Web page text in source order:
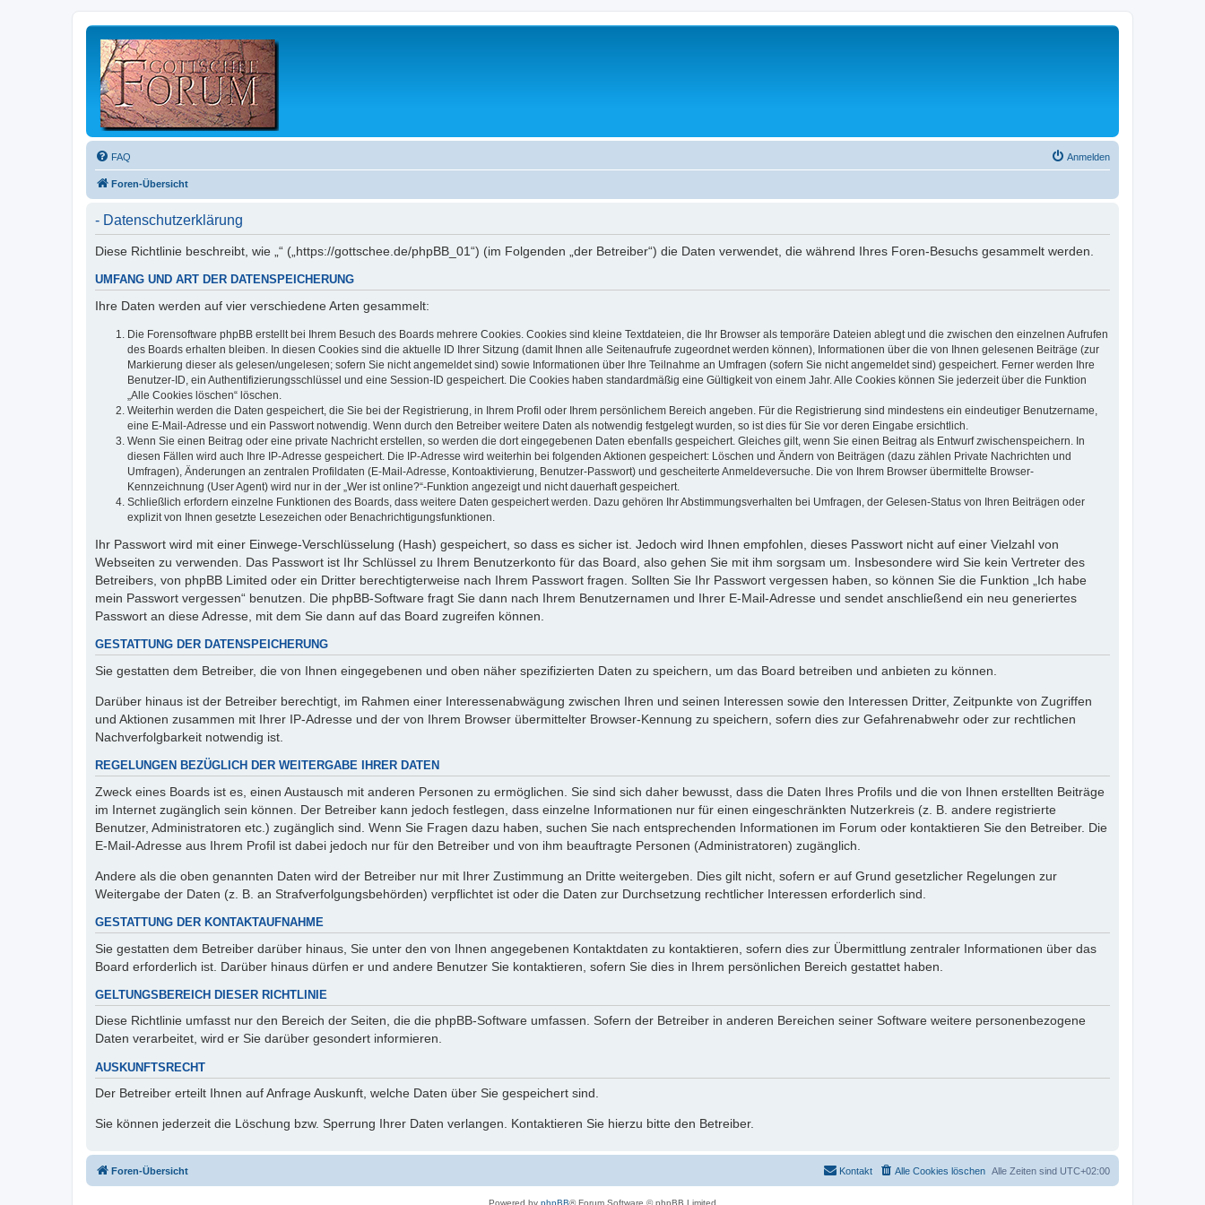
FAQ Anmelden
Foren-Übersicht
- Datenschutzerklärung
Diese Richtlinie beschreibt, wie „“ („https://gottschee.de/phpBB_01“) (im Folgenden „der Betreiber“) die Daten verwendet, die während Ihres Foren-Besuchs gesammelt werden.
UMFANG UND ART DER DATENSPEICHERUNG
Ihre Daten werden auf vier verschiedene Arten gesammelt:
Die Forensoftware phpBB erstellt bei Ihrem Besuch des Boards mehrere Cookies. Cookies sind kleine Textdateien, die Ihr Browser als temporäre Dateien ablegt und die zwischen den einzelnen Aufrufen
des Boards erhalten bleiben. In diesen Cookies sind die aktuelle ID Ihrer Sitzung (damit Ihnen alle Seitenaufrufe zugeordnet werden können), Informationen über die von Ihnen gelesenen Beiträge (zur
Markierung dieser als gelesen/ungelesen; sofern Sie nicht angemeldet sind) sowie Informationen über Ihre Teilnahme an Umfragen (sofern Sie nicht angemeldet sind) gespeichert. Ferner werden Ihre
Benutzer-ID, ein Authentifizierungsschlüssel und eine Session-ID gespeichert. Die Cookies haben standardmäßig eine Gültigkeit von einem Jahr. Alle Cookies können Sie jederzeit über die Funktion
„Alle Cookies löschen“ löschen.
Weiterhin werden die Daten gespeichert, die Sie bei der Registrierung, in Ihrem Profil oder Ihrem persönlichem Bereich angeben. Für die Registrierung sind mindestens ein eindeutiger Benutzername,
eine E-Mail-Adresse und ein Passwort notwendig. Wenn durch den Betreiber weitere Daten als notwendig festgelegt wurden, so ist dies für Sie vor deren Eingabe ersichtlich.
Wenn Sie einen Beitrag oder eine private Nachricht erstellen, so werden die dort eingegebenen Daten ebenfalls gespeichert. Gleiches gilt, wenn Sie einen Beitrag als Entwurf zwischenspeichern. In
diesen Fällen wird auch Ihre IP-Adresse gespeichert. Die IP-Adresse wird weiterhin bei folgenden Aktionen gespeichert: Löschen und Ändern von Beiträgen (dazu zählen Private Nachrichten und
Umfragen), Änderungen an zentralen Profildaten (E-Mail-Adresse, Kontoaktivierung, Benutzer-Passwort) und gescheiterte Anmeldeversuche. Die von Ihrem Browser übermittelte Browser-
Kennzeichnung (User Agent) wird nur in der „Wer ist online?“-Funktion angezeigt und nicht dauerhaft gespeichert.
Schließlich erfordern einzelne Funktionen des Boards, dass weitere Daten gespeichert werden. Dazu gehören Ihr Abstimmungsverhalten bei Umfragen, der Gelesen-Status von Ihren Beiträgen oder
explizit von Ihnen gesetzte Lesezeichen oder Benachrichtigungsfunktionen.
Ihr Passwort wird mit einer Einwege-Verschlüsselung (Hash) gespeichert, so dass es sicher ist. Jedoch wird Ihnen empfohlen, dieses Passwort nicht auf einer Vielzahl von
Webseiten zu verwenden. Das Passwort ist Ihr Schlüssel zu Ihrem Benutzerkonto für das Board, also gehen Sie mit ihm sorgsam um. Insbesondere wird Sie kein Vertreter des
Betreibers, von phpBB Limited oder ein Dritter berechtigterweise nach Ihrem Passwort fragen. Sollten Sie Ihr Passwort vergessen haben, so können Sie die Funktion „Ich habe
mein Passwort vergessen“ benutzen. Die phpBB-Software fragt Sie dann nach Ihrem Benutzernamen und Ihrer E-Mail-Adresse und sendet anschließend ein neu generiertes
Passwort an diese Adresse, mit dem Sie dann auf das Board zugreifen können.
GESTATTUNG DER DATENSPEICHERUNG
Sie gestatten dem Betreiber, die von Ihnen eingegebenen und oben näher spezifizierten Daten zu speichern, um das Board betreiben und anbieten zu können.
Darüber hinaus ist der Betreiber berechtigt, im Rahmen einer Interessenabwägung zwischen Ihren und seinen Interessen sowie den Interessen Dritter, Zeitpunkte von Zugriffen
und Aktionen zusammen mit Ihrer IP-Adresse und der von Ihrem Browser übermittelter Browser-Kennung zu speichern, sofern dies zur Gefahrenabwehr oder zur rechtlichen
Nachverfolgbarkeit notwendig ist.
REGELUNGEN BEZÜGLICH DER WEITERGABE IHRER DATEN
Zweck eines Boards ist es, einen Austausch mit anderen Personen zu ermöglichen. Sie sind sich daher bewusst, dass die Daten Ihres Profils und die von Ihnen erstellten Beiträge
im Internet zugänglich sein können. Der Betreiber kann jedoch festlegen, dass einzelne Informationen nur für einen eingeschränkten Nutzerkreis (z. B. andere registrierte
Benutzer, Administratoren etc.) zugänglich sind. Wenn Sie Fragen dazu haben, suchen Sie nach entsprechenden Informationen im Forum oder kontaktieren Sie den Betreiber. Die
E-Mail-Adresse aus Ihrem Profil ist dabei jedoch nur für den Betreiber und von ihm beauftragte Personen (Administratoren) zugänglich.
Andere als die oben genannten Daten wird der Betreiber nur mit Ihrer Zustimmung an Dritte weitergeben. Dies gilt nicht, sofern er auf Grund gesetzlicher Regelungen zur
Weitergabe der Daten (z. B. an Strafverfolgungsbehörden) verpflichtet ist oder die Daten zur Durchsetzung rechtlicher Interessen erforderlich sind.
GESTATTUNG DER KONTAKTAUFNAHME
Sie gestatten dem Betreiber darüber hinaus, Sie unter den von Ihnen angegebenen Kontaktdaten zu kontaktieren, sofern dies zur Übermittlung zentraler Informationen über das
Board erforderlich ist. Darüber hinaus dürfen er und andere Benutzer Sie kontaktieren, sofern Sie dies in Ihrem persönlichen Bereich gestattet haben.
GELTUNGSBEREICH DIESER RICHTLINIE
Diese Richtlinie umfasst nur den Bereich der Seiten, die die phpBB-Software umfassen. Sofern der Betreiber in anderen Bereichen seiner Software weitere personenbezogene
Daten verarbeitet, wird er Sie darüber gesondert informieren.
AUSKUNFTSRECHT
Der Betreiber erteilt Ihnen auf Anfrage Auskunft, welche Daten über Sie gespeichert sind.
Sie können jederzeit die Löschung bzw. Sperrung Ihrer Daten verlangen. Kontaktieren Sie hierzu bitte den Betreiber.
Foren-Übersicht Alle Zeiten sind UTC+02:00
Alle Cookies löschen
Kontakt
Powered by phpBB® Forum Software © phpBB Limited